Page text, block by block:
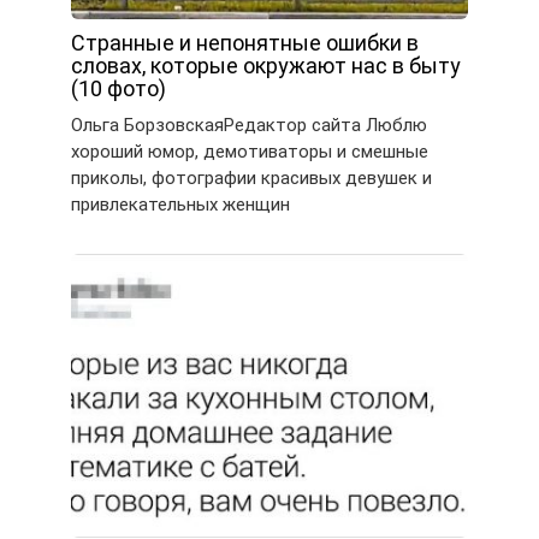
Странные и непонятные ошибки в
словах, которые окружают нас в быту
(10 фото)
Ольга БорзовскаяРедактор сайта Люблю
хороший юмор, демотиваторы и смешные
приколы, фотографии красивых девушек и
привлекательных женщин